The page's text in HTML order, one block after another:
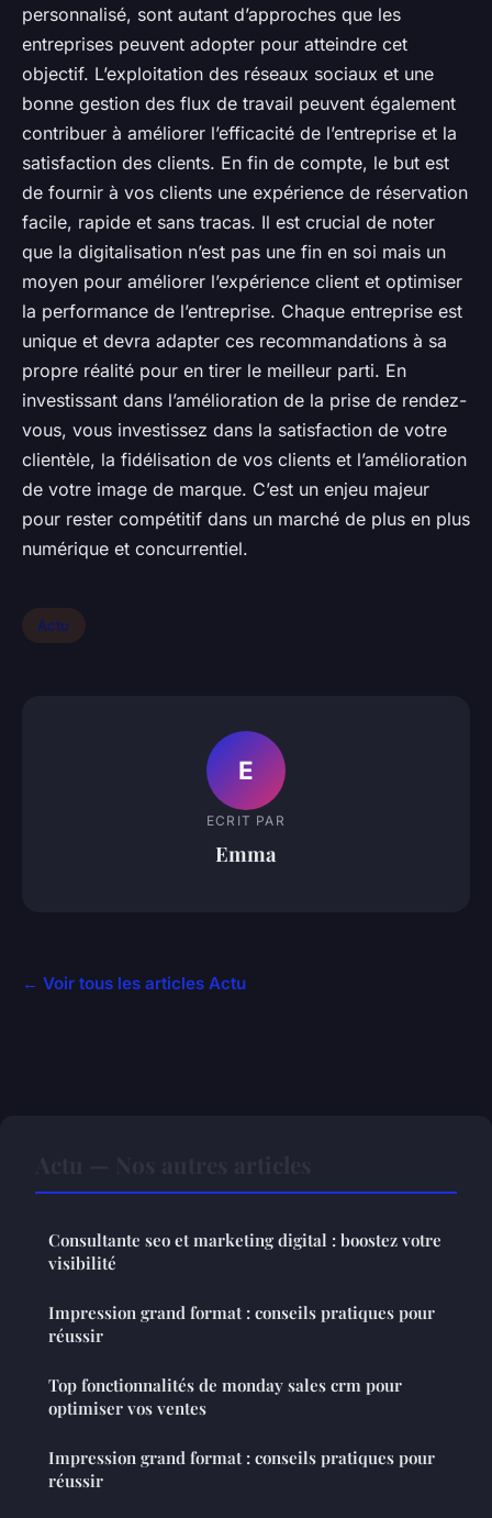
personnalisé, sont autant d’approches que les
entreprises peuvent adopter pour atteindre cet
objectif. L’exploitation des réseaux sociaux et une
bonne gestion des flux de travail peuvent également
contribuer à améliorer l’efficacité de l’entreprise et la
satisfaction des clients. En fin de compte, le but est
de fournir à vos clients une expérience de réservation
facile, rapide et sans tracas. Il est crucial de noter
que la digitalisation n’est pas une fin en soi mais un
moyen pour améliorer l’expérience client et optimiser
la performance de l’entreprise. Chaque entreprise est
unique et devra adapter ces recommandations à sa
propre réalité pour en tirer le meilleur parti. En
investissant dans l’amélioration de la prise de rendez-
vous, vous investissez dans la satisfaction de votre
clientèle, la fidélisation de vos clients et l’amélioration
de votre image de marque. C’est un enjeu majeur
pour rester compétitif dans un marché de plus en plus
numérique et concurrentiel.
Actu
E
ECRIT PAR
Emma
← Voir tous les articles Actu
Consultante seo et marketing digital : boostez votre
visibilité
Impression grand format : conseils pratiques pour
réussir
Top fonctionnalités de monday sales crm pour
optimiser vos ventes
Impression grand format : conseils pratiques pour
réussir